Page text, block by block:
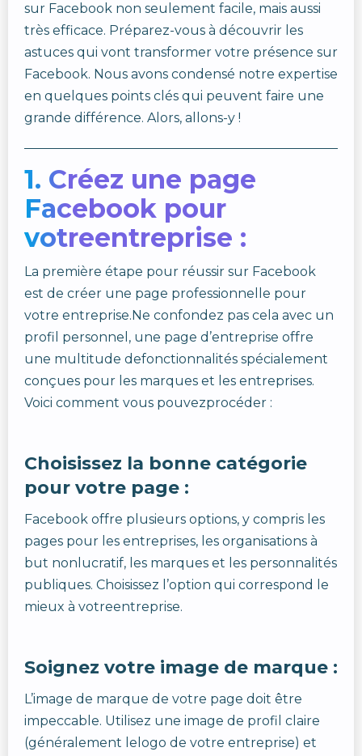
sur Facebook non seulement facile, mais aussi
très efficace. Préparez-vous à découvrir les
astuces qui vont transformer votre présence sur
Facebook. Nous avons condensé notre expertise
en quelques points clés qui peuvent faire une
grande différence. Alors, allons-y !
1. Créez une page
Facebook pour
votreentreprise :
La première étape pour réussir sur Facebook
est de créer une page professionnelle pour
votre entreprise.Ne confondez pas cela avec un
profil personnel, une page d’entreprise offre
une multitude defonctionnalités spécialement
conçues pour les marques et les entreprises.
Voici comment vous pouvezprocéder :
Choisissez la bonne catégorie
pour votre page :
Facebook offre plusieurs options, y compris les
pages pour les entreprises, les organisations à
but nonlucratif, les marques et les personnalités
publiques. Choisissez l’option qui correspond le
mieux à votreentreprise.
Soignez votre image de marque :
L’image de marque de votre page doit être
impeccable. Utilisez une image de profil claire
(généralement lelogo de votre entreprise) et